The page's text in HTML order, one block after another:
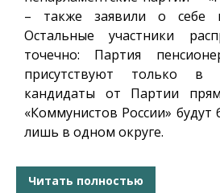
– также заявили о себе
Остальные участники
точечно: Партия
присутствуют только в
кандидаты от Партии
«Коммунистов России» будут
лишь в одном округе.
Читать полностью